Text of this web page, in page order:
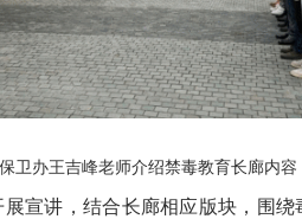
卫办王吉峰老师介绍禁毒教育长廊内容
宣讲，结合长廊相应版块，围